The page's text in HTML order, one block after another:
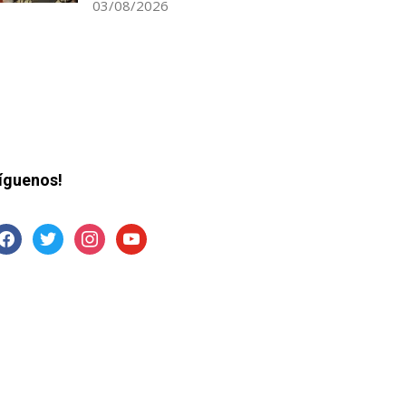
03/08/2026
twitter instagramyoutube